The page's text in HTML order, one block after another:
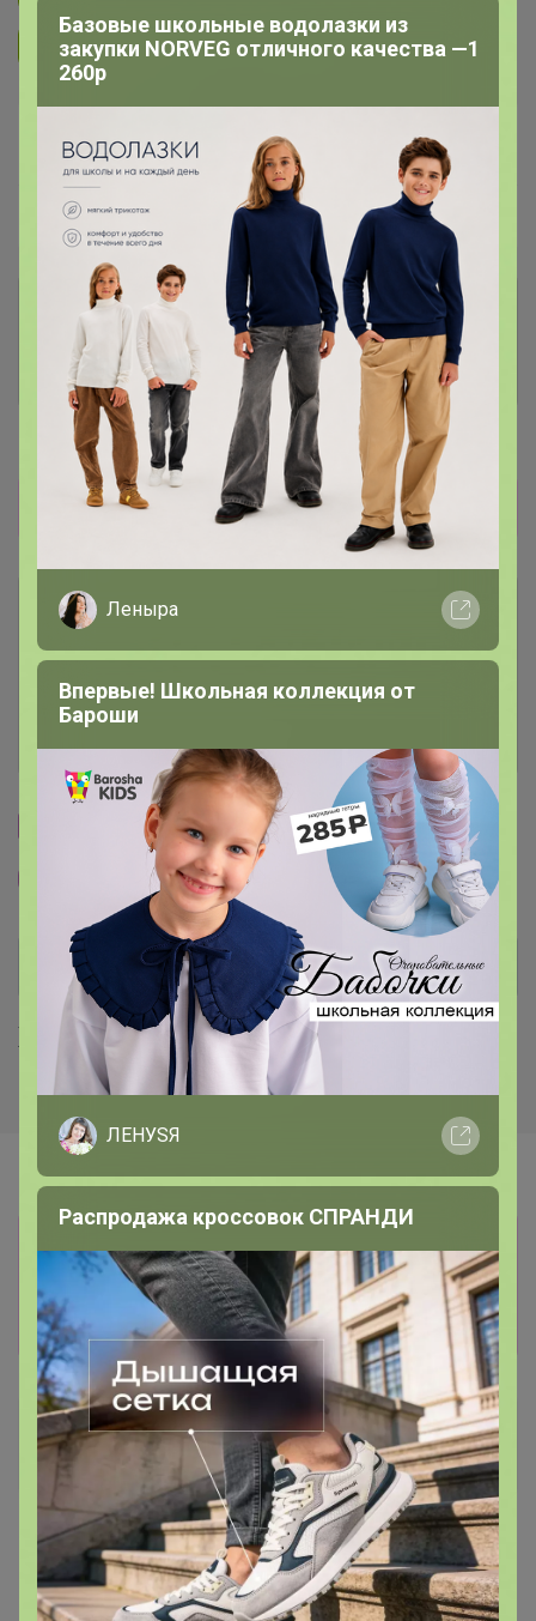
Подписаться на организатора 1.8K
Ожидание ~ 8 дней
Комментарии к лотам 146
Отзывы участников 686
Новости
лука нет!
Условия участия
История проведённых выкупов
Cтраничка организатора
Другие СП организатора DJULIY
Хиты продаж
лишь членам клуба
Показать
NatalyaKalinina
Виртуоз СП
17 мая, 2022 14:27
DJULIY, Добрый день, лук заказала , стоит ждать и
Базовые школьные водолазки из
закупки NORVEG отличного качества —1
260р
Леныра
Впервые! Школьная коллекция от
Бароши
ЛЕНУSЯ
Распродажа кроссовок СПРАНДИ